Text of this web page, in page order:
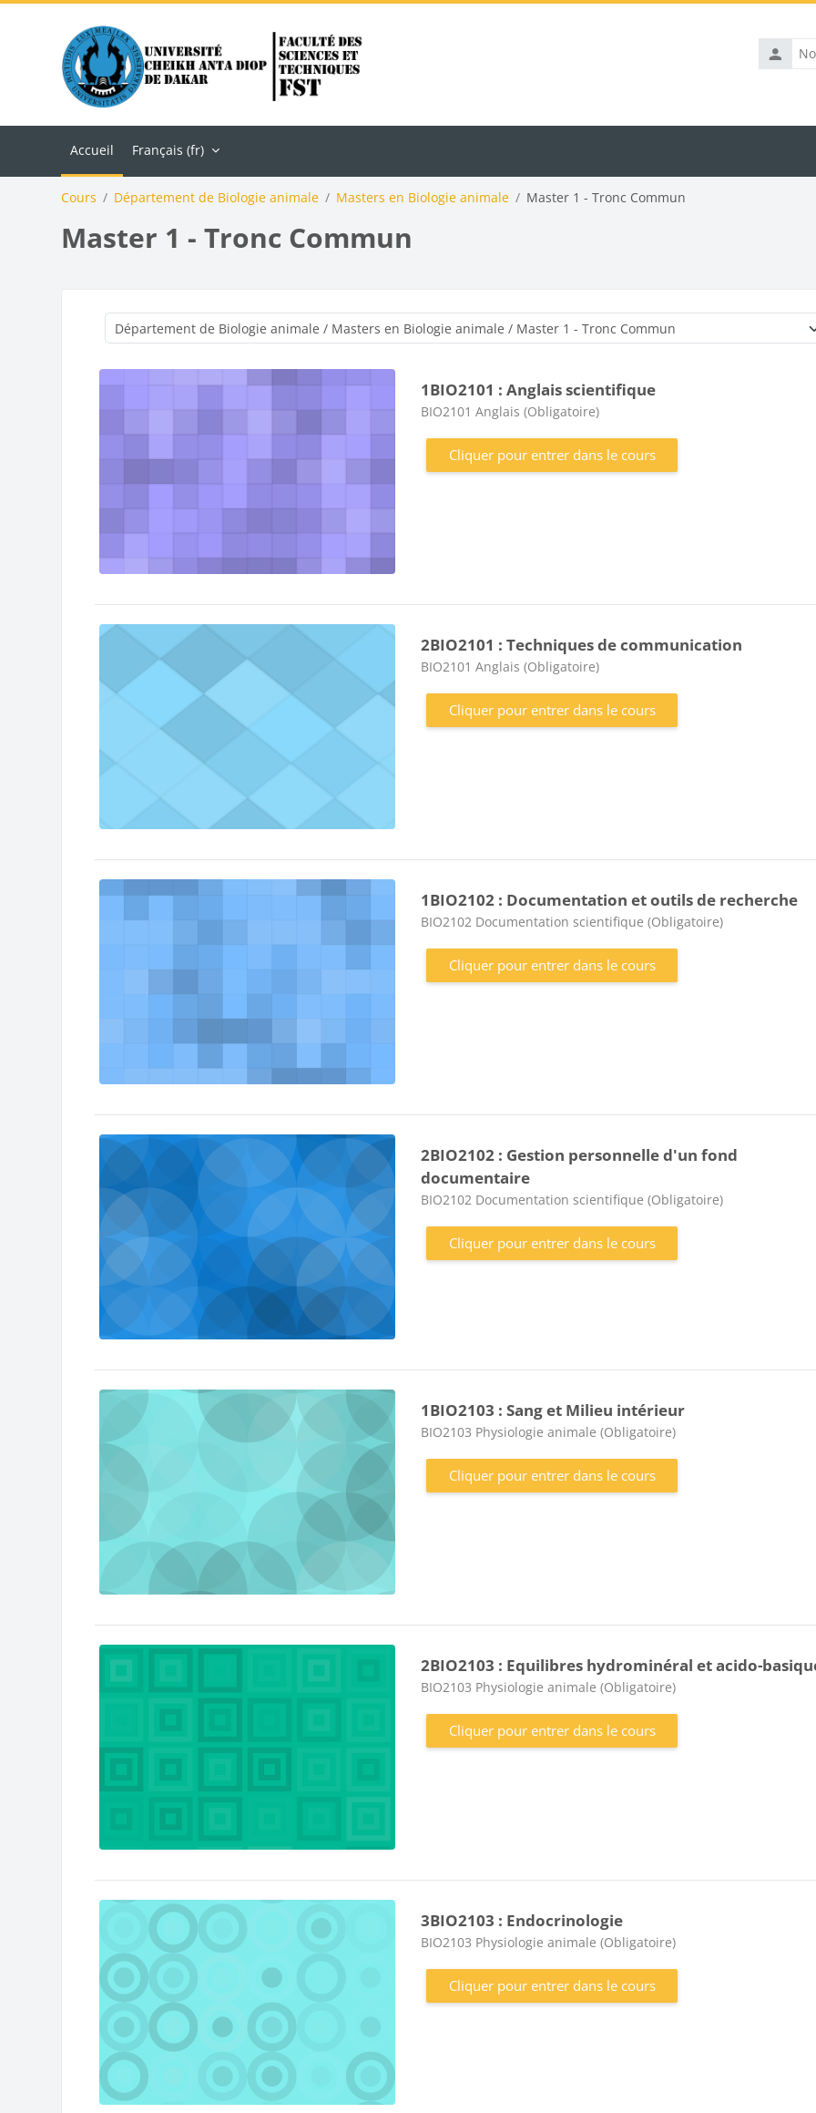
Nom
Accueil Français ‎(fr)‎
Cours Département de Biologie animale Masters en Biologie animale Master 1 - Tronc Commun
Master 1 - Tronc Commun
Catégories de cours
1BIO2101 : Anglais scientifique
Catégorie de cours
BIO2101 Anglais (Obligatoire)
Cliquer pour entrer dans le cours
2BIO2101 : Techniques de communication
Catégorie de cours
BIO2101 Anglais (Obligatoire)
Cliquer pour entrer dans le cours
1BIO2102 : Documentation et outils de recherche
Catégorie de cours
BIO2102 Documentation scientifique (Obligatoire)
Cliquer pour entrer dans le cours
2BIO2102 : Gestion personnelle d'un fond
documentaire
Catégorie de cours
BIO2102 Documentation scientifique (Obligatoire)
Cliquer pour entrer dans le cours
1BIO2103 : Sang et Milieu intérieur
Catégorie de cours
BIO2103 Physiologie animale (Obligatoire)
Cliquer pour entrer dans le cours
2BIO2103 : Equilibres hydrominéral et acido-
Catégorie de cours
BIO2103 Physiologie animale (Obligatoire)
Cliquer pour entrer dans le cours
3BIO2103 : Endocrinologie
Catégorie de cours
BIO2103 Physiologie animale (Obligatoire)
Cliquer pour entrer dans le cours